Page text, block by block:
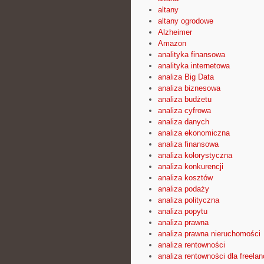
altany
altany ogrodowe
Alzheimer
Amazon
analityka finansowa
analityka internetowa
analiza Big Data
analiza biznesowa
analiza budżetu
analiza cyfrowa
analiza danych
analiza ekonomiczna
analiza finansowa
analiza kolorystyczna
analiza konkurencji
analiza kosztów
analiza podaży
analiza polityczna
analiza popytu
analiza prawna
analiza prawna nieruchomości
analiza rentowności
analiza rentowności dla